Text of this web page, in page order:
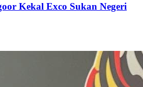
Kekal Exco Sukan Negeri